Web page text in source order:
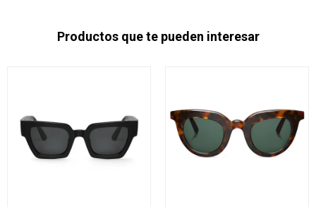
Productos que te pueden interesar